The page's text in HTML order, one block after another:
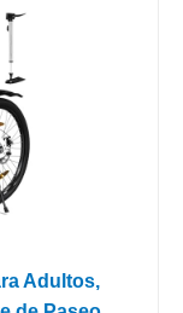
Adultos,